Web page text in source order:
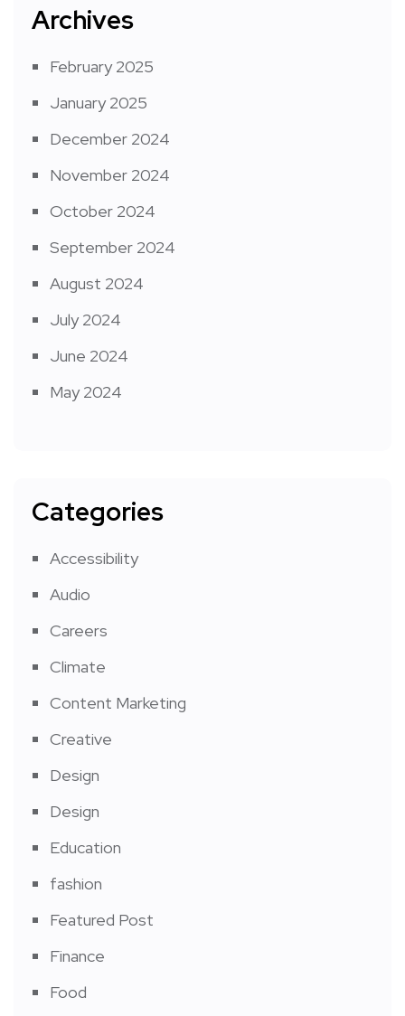
Archives
February 2025
January 2025
December 2024
November 2024
October 2024
September 2024
August 2024
July 2024
June 2024
May 2024
Categories
Accessibility
Audio
Careers
Climate
Content Marketing
Creative
Design
Design
Education
fashion
Featured Post
Finance
Food